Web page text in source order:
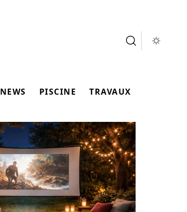
NEWS PISCINE TRAVAUX